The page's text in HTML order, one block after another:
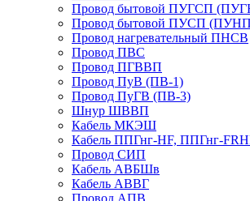
Провод бытовой ПУГСП
Провод бытовой ПУСП
Провод нагревательный ПНСВ
Провод ПВС
Провод ПГВВП
Провод ПуВ (ПВ-1)
Провод ПуГВ (ПВ-3)
Шнур ШВВП
Кабель МКЭШ
Кабель ППГнг-HF, ППГнг-
Провод СИП
Кабель АВБШв
Кабель АВВГ
Провод АПВ